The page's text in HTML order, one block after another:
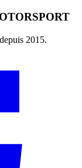
2015.